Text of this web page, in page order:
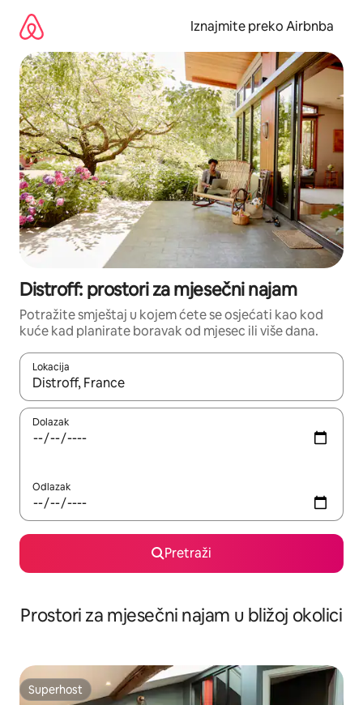
sadržaj
Iznajmite preko Airbnba
Distroff: prostori za mjesečni najam
Potražite smještaj u kojem ćete se osjećati kao kod
kuće kad planirate boravak od mjesec ili više dana.
Lokacija
Kada budu dostupni rezultati, moći ćete ih pregledati
Dolazak
Odlazak
Pretraži
Prostori za mjesečni najam u bližoj okolici
Superhost
Superhost